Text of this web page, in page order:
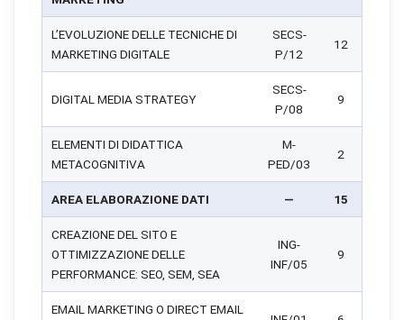
L’EVOLUZIONE DELLE TECNICHE DI
MARKETING DIGITALE
SECS-
P/12
12
DIGITAL MEDIA STRATEGY
SECS-
P/08
9
ELEMENTI DI DIDATTICA
METACOGNITIVA
M-
PED/03
2
AREA ELABORAZIONE DATI — 15
CREAZIONE DEL SITO E
OTTIMIZZAZIONE DELLE
PERFORMANCE: SEO, SEM, SEA
ING-
INF/05
9
EMAIL MARKETING O DIRECT EMAIL